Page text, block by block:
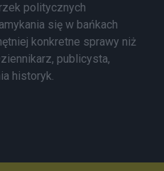
politycznych
się w bańkach
konkretne sprawy niż
publicysta,
historyk.